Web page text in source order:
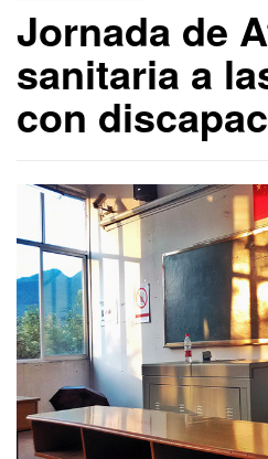
Jornada de
sanitaria a
con